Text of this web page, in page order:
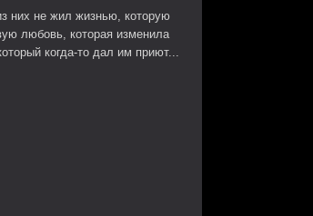
них не жил жизнью, которую
любовь, которая изменила
когда-то дал им приют...